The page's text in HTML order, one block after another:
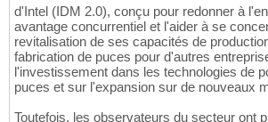
d'Intel (IDM 2.0), conçu pour redonner à
avantage concurrentiel et l'aider à se
revitalisation de ses capacités de
fabrication de puces pour d'autres
l'investissement dans les technologies de
puces et sur l'expansion sur de nouveaux
Toutefois, les observateurs du secteur ont